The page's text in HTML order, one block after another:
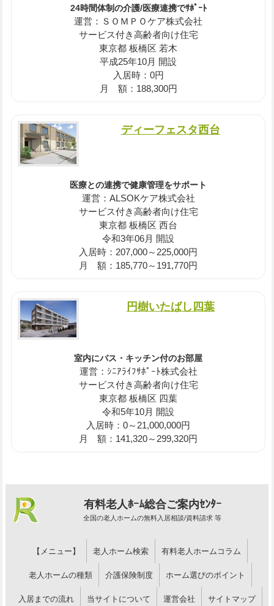
24時間体制の介護/医療連携でｻﾎﾟｰﾄ
運営：ＳＯＭＰＯケア株式会社
サービス付き高齢者向け住宅
東京都 板橋区 若木
平成25年10月 開設
入居時：0円
月 額：188,300円
ディーフェスタ西台
医療との連携で健康管理をサポート
運営：ALSOKケア株式会社
サービス付き高齢者向け住宅
東京都 板橋区 西台
令和3年06月 開設
入居時：207,000～225,000円
月 額：185,770～191,770円
円樹いたばし四葉
室内にバス・キッチン付のお部屋
運営：ｼﾆｱﾗｲﾌｻﾎﾟｰﾄ株式会社
サービス付き高齢者向け住宅
東京都 板橋区 四葉
令和5年10月 開設
入居時：0～21,000,000円
月 額：141,320～299,320円
有料老人ﾎｰﾑ総合ご案内ｾﾝﾀｰ
全国の老人ホームの無料入居相談/資料請求 等
【メニュー】 老人ホーム検索 有料老人ホームコラム
老人ホームの種類 介護保険制度 ホーム選びのポイント
入居までの流れ 当サイトについて 運営会社 サイトマップ